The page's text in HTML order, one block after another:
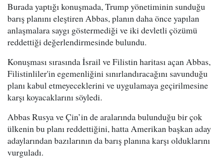
Burada yaptığı konuşmada, Trump yönetiminin sunduğu
barış planını eleştiren Abbas, planın daha önce yapılan
anlaşmalara saygı göstermediği ve iki devletli çözümü
reddettiği değerlendirmesinde bulundu.
Konuşması sırasında İsrail ve Filistin haritası açan Abbas,
Filistinliler'in egemenliğini sınırlandıracağını savunduğu
planı kabul etmeyeceklerini ve uygulamaya geçirilmesine
karşı koyacaklarını söyledi.
Abbas Rusya ve Çin’in de aralarında bulunduğu bir çok
ülkenin bu planı reddettiğini, hatta Amerikan başkan aday
adaylarından bazılarının da barış planına karşı olduklarını
vurguladı.